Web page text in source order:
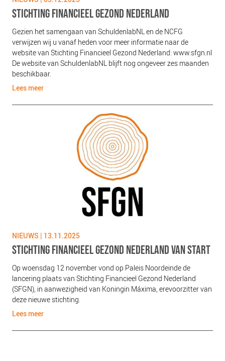
DOORBRAAKMETHODE
COLLECTIEF SCHULDREGELEN
DE VOORZIENINGENWIJZER
NEDERLANDSE SCHULDHULPROUTE (NSR)
NIEUWS
BLOGS
STICHTING FINANCIEEL GEZOND NEDERLAND
Gezien het samengaan van SchuldenlabNL en de NCFG
verwijzen wij u vanaf heden voor meer informatie naar de
website van Stichting Financieel Gezond Nederland: www.sfgn.nl
De website van SchuldenlabNL blijft nog ongeveer zes maanden
beschikbaar.
Lees meer
NIEUWS | 13.11.2025
STICHTING FINANCIEEL GEZOND NEDERLAND VAN START
Op woensdag 12 november vond op Paleis Noordeinde de
lancering plaats van Stichting Financieel Gezond Nederland
(SFGN), in aanwezigheid van Koningin Máxima, erevoorzitter van
deze nieuwe stichting.
Lees meer